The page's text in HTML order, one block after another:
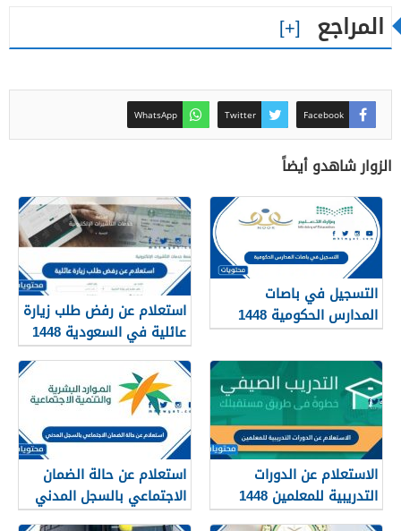
المراجع
Facebook
Twitter
WhatsApp
الزوار شاهدو أيضاً
التسجيل في باصات
المدارس الحكومية 1448
استعلام عن رفض طلب زيارة
عائلية في السعودية 1448
الرابط والطريقة
الاستعلام عن الدورات
التدريبية للمعلمين 1448
استعلام عن حالة الضمان
الاجتماعي بالسجل المدني
1448